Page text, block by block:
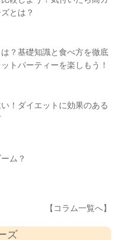
とは？
？基礎知識と食べ方を徹底
トパーティーを楽しもう！
！ダイエットに効果のある
ム？
【コラム一覧へ】
ズ